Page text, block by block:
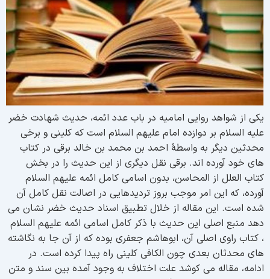
از شواهد روایی امامیه در باب عدد ائمه، حدیث شهادت خضر
السلام بر دوازده امام علیهم السلام است که کلینی و برخی
دیگر به واسطۀ احمد بن محمد بن خالد برقی در کتاب
خود آورده اند. برقی نقل دیگری از این حدیث را در بخش
العلل از المحاسن، بدون اسامی کامل ائمه علیهم السلام
که این امر موجب بروز تردیدهایی در اصالت نقل کامل آن
است. این مقاله از خلال تطبیق اسناد حدیث خضر نشان می
منبع اصلی این حدیث با ذکر کامل اسامی ائمه علیهم السلام
کتاب راوی اصلی آن، ابوهاشم جعفری بوده که از آن جا به نگاشته
محدثان بعدی چون الکافی کلینی راه پیدا کرده است. در
مقاله می کوشد علت اختلاف به وجود آمده بین سند و متن